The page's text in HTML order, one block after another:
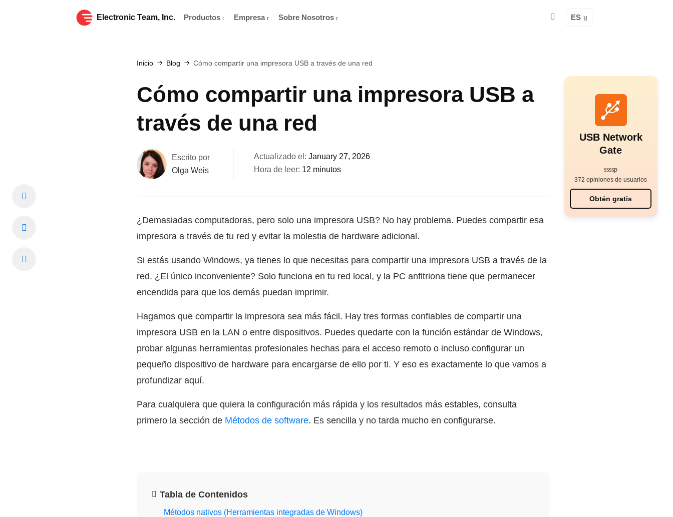
Electronic Team, Inc. Productos Empresa Sobre Nosotros ES
Inicio Blog Cómo compartir una impresora USB a través de una red
Cómo compartir una impresora USB a
través de una red
Escrito por
Olga Weis
Actualizado el: January 27, 2026
Hora de leer: 12 minutos
¿Demasiadas computadoras, pero solo una impresora USB? No hay problema. Puedes compartir esa
impresora a través de tu red y evitar la molestia de hardware adicional.
Si estás usando Windows, ya tienes lo que necesitas para compartir una impresora USB a través de la
red. ¿El único inconveniente? Solo funciona en tu red local, y la PC anfitriona tiene que permanecer
encendida para que los demás puedan imprimir.
Hagamos que compartir la impresora sea más fácil. Hay tres formas confiables de compartir una
impresora USB en la LAN o entre dispositivos. Puedes quedarte con la función estándar de Windows,
probar algunas herramientas profesionales hechas para el acceso remoto o incluso configurar un
pequeño dispositivo de hardware para encargarse de ello por ti. Y eso es exactamente lo que vamos a
profundizar aquí.
Para cualquiera que quiera la configuración más rápida y los resultados más estables, consulta
primero la sección de Métodos de software. Es sencilla y no tarda mucho en configurarse.
Tabla de Contenidos
Métodos nativos (Herramientas integradas de Windows)
USB Network
Gate
372 opiniones de usuarios
Obtén gratis